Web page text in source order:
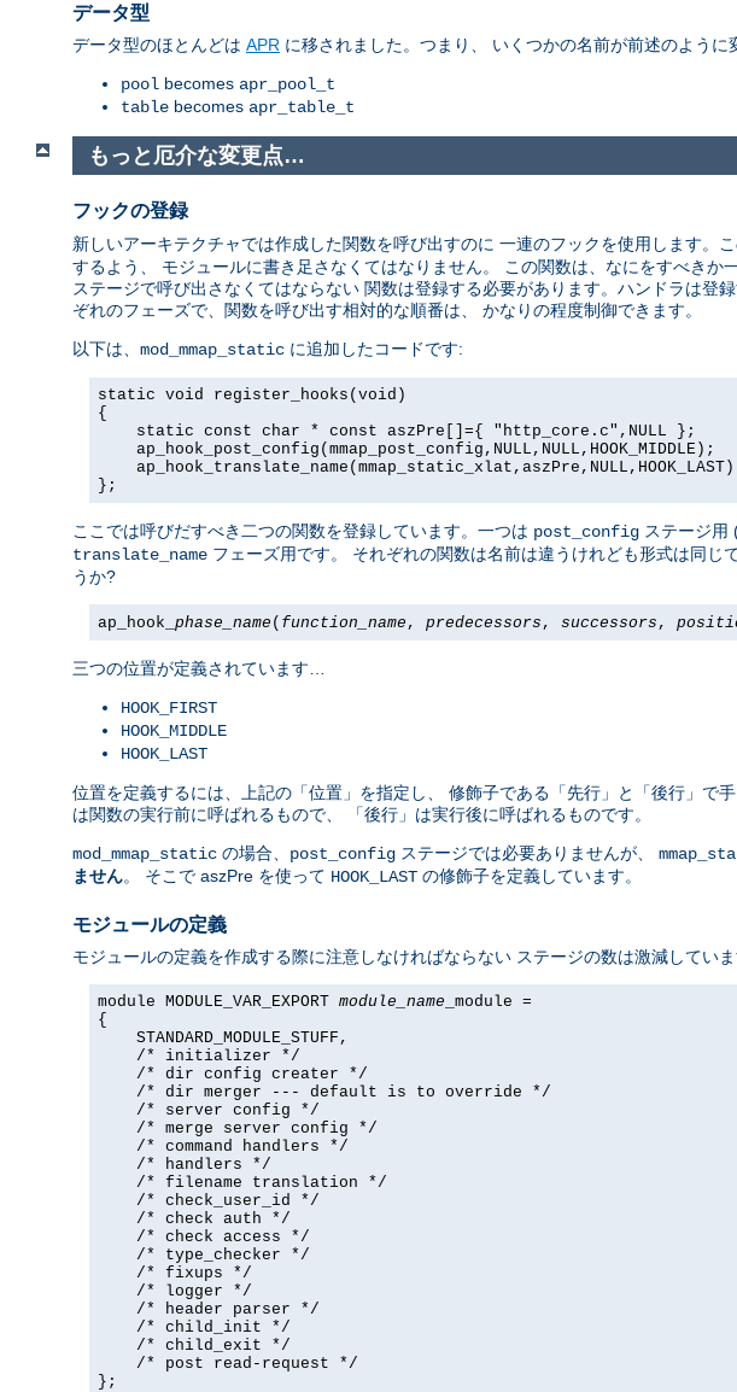
データ型
データ型のほとんどは APR に移されました。つまり、 いくつかの名前が前述のよう
pool becomes apr_pool_t
table becomes apr_table_t
もっと厄介な変更点…
フックの登録
新しいアーキテクチャでは作成した関数を呼び出すのに 一連のフックを使用します。
するよう、 モジュールに書き足さなくてはなりません。 この関数は、なにをすべき
ステージで呼び出さなくてはならない 関数は登録する必要があります。ハンドラは
ぞれのフェーズで、関数を呼び出す相対的な順番は、 かなりの程度制御できます。
以下は、 mod_mmap_static に追加したコードです:
static void register_hooks(void)
{
    static const char * const aszPre[]={ "http_core.c",NULL };
    ap_hook_post_config(mmap_post_config,NULL,NULL,HOOK_MIDDLE);
};
ここでは呼びだすべき二つの関数を登録しています。一つは post_config ステージ用
translate_name フェーズ用です。 それぞれの関数は名前は違うけれども形式は同
うか?
ap_hook_ phase_name ( function_name , predecessors , successors ,
三つの位置が定義されています…
HOOK_FIRST
HOOK_MIDDLE
HOOK_LAST
位置を定義するには、上記の「位置」を指定し、 修飾子である「先行」と「後行」で
は関数の実行前に呼ばれるもので、 「後行」は実行後に呼ばれるものです。
mod_mmap_static の場合、 post_config ステージでは必要ありませんが、
ません。 そこで aszPre を使って HOOK_LAST の修飾子を定義しています。
モジュールの定義
モジュールの定義を作成する際に注意しなければならない ステージの数は激減してい
module MODULE_VAR_EXPORT module_name _module =
{
    STANDARD_MODULE_STUFF,
    /* initializer */
    /* dir config creater */
    /* dir merger --- default is to override */
    /* server config */
    /* merge server config */
    /* command handlers */
    /* handlers */
    /* filename translation */
    /* check_user_id */
    /* check auth */
    /* check access */
    /* type_checker */
    /* fixups */
    /* logger */
    /* header parser */
    /* child_init */
    /* child_exit */
    /* post read-request */
};